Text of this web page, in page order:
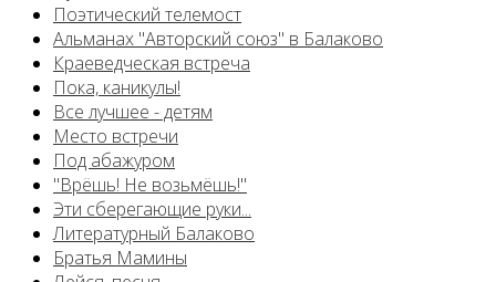
Поэтический телемост
Альманах "Авторский союз" в Балаково
Краеведческая встреча
Пока, каникулы!
Все лучшее - детям
Место встречи
Под абажуром
"Врёшь! Не возьмёшь!"
Эти сберегающие руки...
Литературный Балаково
Братья Мамины